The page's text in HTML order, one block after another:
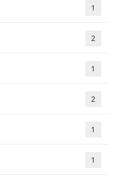
1
2
1
2
1
1